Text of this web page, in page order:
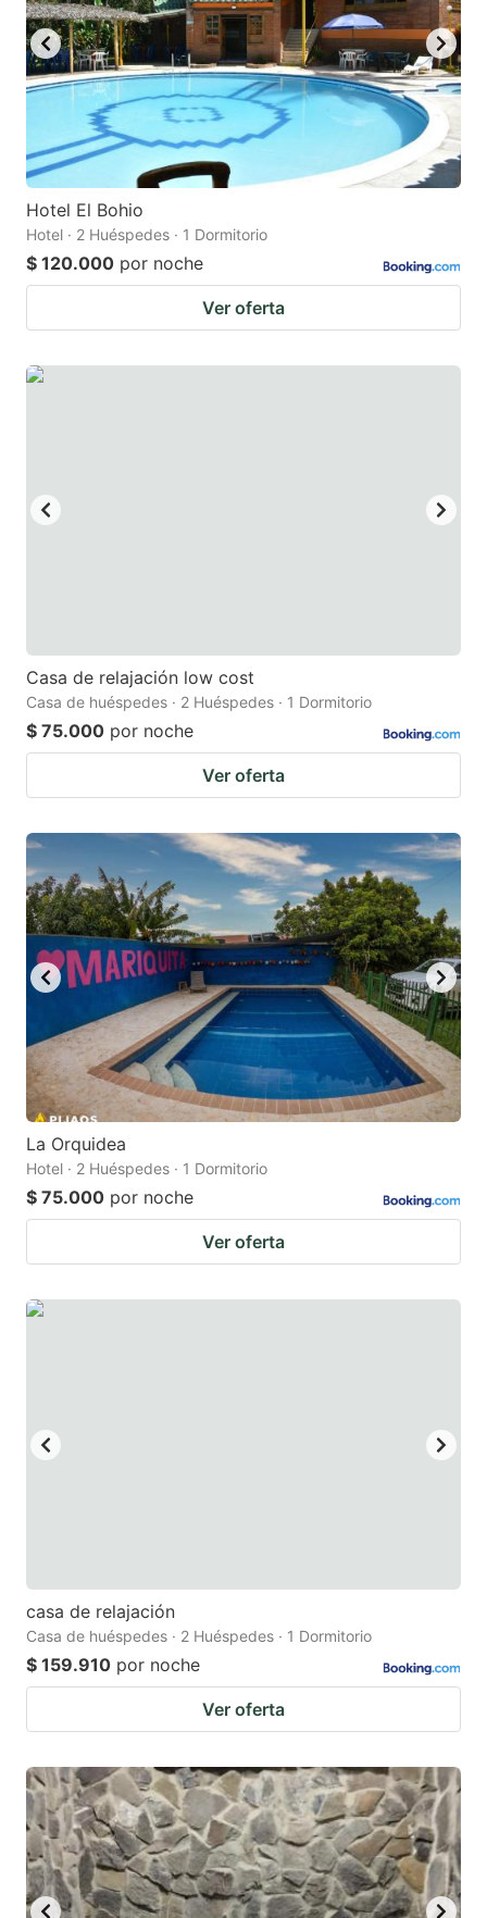
Hotel El Bohio
Hotel · 2 Huéspedes · 1 Dormitorio
$ 120.000 por noche
Ver oferta
Casa de relajación low cost
Casa de huéspedes · 2 Huéspedes · 1 Dormitorio
$ 75.000 por noche
Ver oferta
La Orquidea
Hotel · 2 Huéspedes · 1 Dormitorio
$ 75.000 por noche
Ver oferta
casa de relajación
Casa de huéspedes · 2 Huéspedes · 1 Dormitorio
$ 159.910 por noche
Ver oferta